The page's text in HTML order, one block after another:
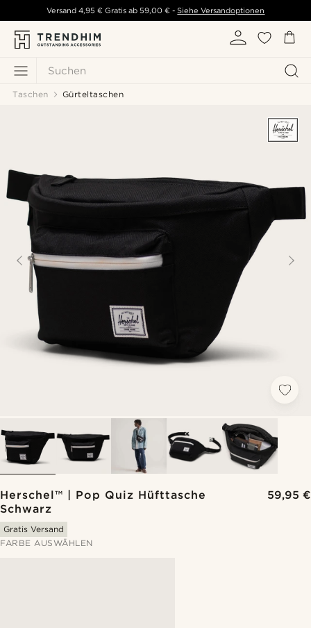
Suchen
Versand 4,95 € Gratis ab 59,00 € - Siehe Versandoptionen
Taschen Gürteltaschen
Herschel™ | Pop Quiz Hüfttasche
Schwarz
59,95 €
Gratis Versand
FARBE AUSWÄHLEN